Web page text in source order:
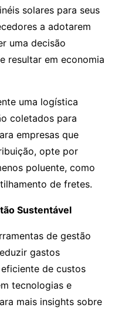
solares para seus
a adotarem
uma decisão
resultar em economia
uma logística
coletados para
empresas que
opte por
poluente, como
de fretes.
Sustentável
de gestão
gastos
de custos
tecnologias e
mais insights sobre